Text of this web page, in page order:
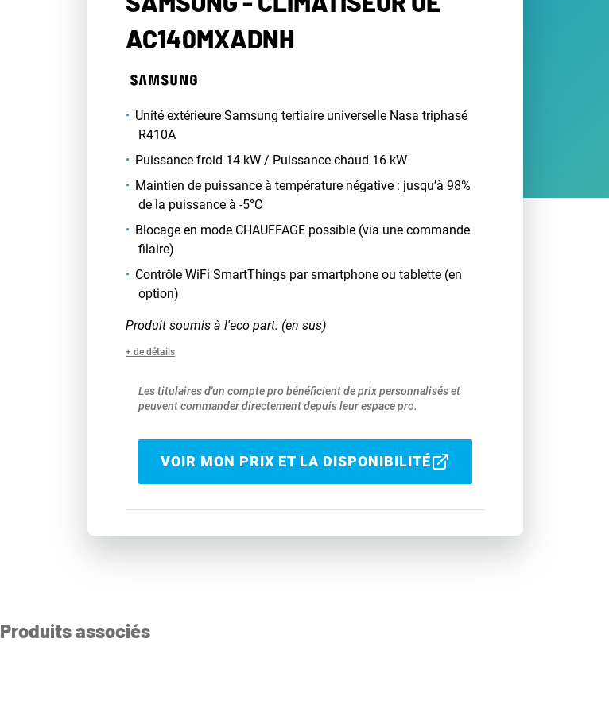
AC140MXADNH
Unité extérieure Samsung tertiaire universelle Nasa triphasé
R410A
Puissance froid 14 kW / Puissance chaud 16 kW
Maintien de puissance à température négative : jusqu’à 98%
de la puissance à -5°C
Blocage en mode CHAUFFAGE possible (via une commande
filaire)
Contrôle WiFi SmartThings par smartphone ou tablette (en
option)
Produit soumis à l'eco part. (en sus)
+ de détails
Les titulaires d'un compte pro bénéficient de prix personnalisés et
peuvent commander directement depuis leur espace pro.
VOIR MON PRIX ET LA DISPONIBILITÉ
Produits associés